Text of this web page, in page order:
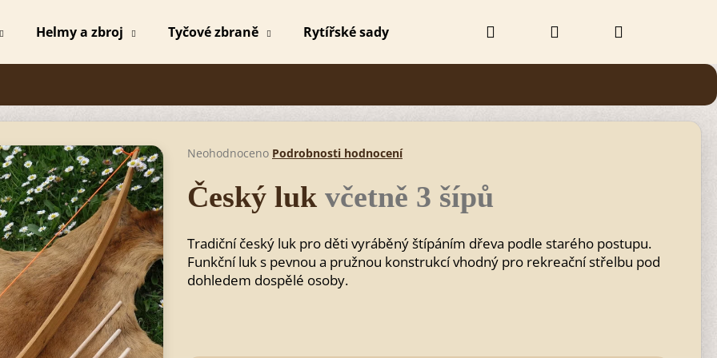
Helmy a zbroj Tyčové zbraně Rytířské sady Obchodní podmínky
Hledat PřihlášeníNákupní
Průměrné
produktu
je
5
hvězdiček.
Neohodnoceno Podrobnosti hodnocení
Český luk včetně 3 šípů
Tradiční český luk pro děti vyráběný štípáním dřeva podle starého postupu.
Funkční luk s pevnou a pružnou konstrukcí vhodný pro rekreační střelbu pod
dohledem dospělé osoby.
Doporučujeme
MICHAEL